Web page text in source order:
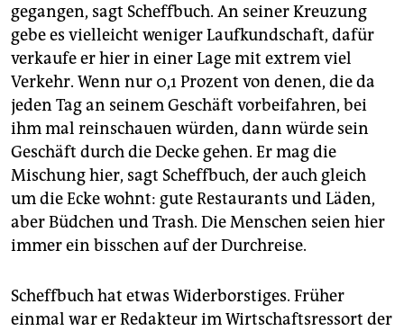
gegangen, sagt Scheffbuch. An seiner Kreuzung
gebe es vielleicht weniger Laufkundschaft, dafür
verkaufe er hier in einer Lage mit extrem viel
Verkehr. Wenn nur 0,1 Prozent von denen, die da
jeden Tag an seinem Geschäft vorbeifahren, bei
ihm mal reinschauen würden, dann würde sein
Geschäft durch die Decke gehen. Er mag die
Mischung hier, sagt Scheffbuch, der auch gleich
um die Ecke wohnt: gute Res­taurants und Läden,
aber Büdchen und Trash. Die Menschen seien hier
immer ein bisschen auf der Durchreise.
Scheffbuch hat etwas Widerborstiges. Früher
einmal war er Redakteur im Wirtschaftsressort der